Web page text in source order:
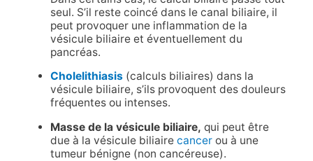
seul. S’il reste coincé dans le canal biliaire, il
peut provoquer une inflammation de la
vésicule biliaire et éventuellement du
pancréas.
Cholelithiasis(calculs biliaires) dans la
vésicule biliaire, s’ils provoquent des douleurs
fréquentes ou intenses.
Masse de la vésicule biliaire, qui peut être
due à la vésicule biliaire cancerou à une
tumeur bénigne (non cancéreuse).